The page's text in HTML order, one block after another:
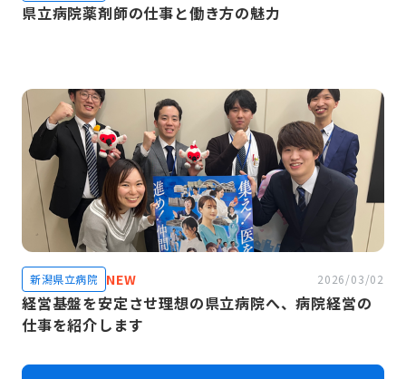
県立病院薬剤師の仕事と働き方の魅力
経営基盤を安定させ理想の県立病院へ、病院経営の
仕事を紹介します
新潟県立病院 NEW 2026/03/02